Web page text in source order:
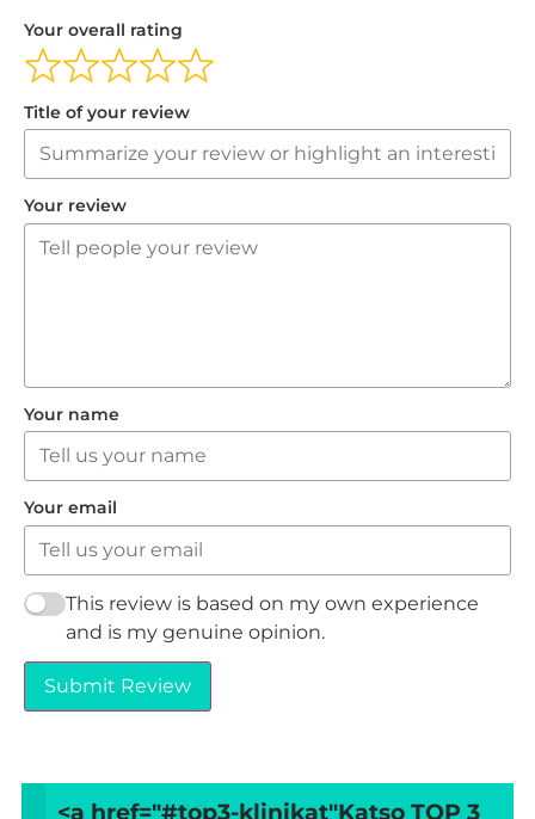
Your overall rating
Title of your review
Your review
Your name
Your email
This review is based on my own experience
and is my genuine opinion.
Submit Review
<a href="#top3-klinikat"Katso TOP 3